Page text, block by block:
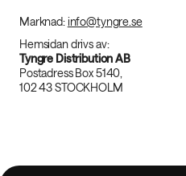
Marknad:info@tyngre.se
Hemsidan drivs av:
Tyngre Distribution AB
Postadress Box 5140,
102 43 STOCKHOLM